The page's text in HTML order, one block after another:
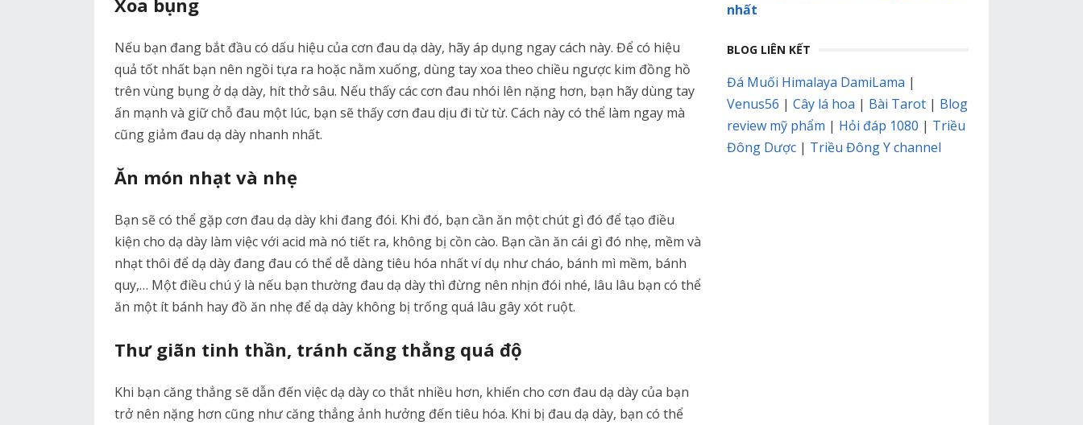
Xoa bụng
Nếu bạn đang bắt đầu có dấu hiệu của cơn đau dạ dày, hãy áp dụng ngay cách này. Để có hiệu
quả tốt nhất bạn nên ngồi tựa ra hoặc nằm xuống, dùng tay xoa theo chiều ngược kim đồng hồ
trên vùng bụng ở dạ dày, hít thở sâu. Nếu thấy các cơn đau nhói lên nặng hơn, bạn hãy dùng tay
ấn mạnh và giữ chỗ đau một lúc, bạn sẽ thấy cơn đau dịu đi từ từ. Cách này có thể làm ngay mà
cũng giảm đau dạ dày nhanh nhất.
Ăn món nhạt và nhẹ
Bạn sẽ có thể gặp cơn đau dạ dày khi đang đói. Khi đó, bạn cần ăn một chút gì đó để tạo điều
kiện cho dạ dày làm việc với acid mà nó tiết ra, không bị cồn cào. Bạn cần ăn cái gì đó nhẹ, mềm và
nhạt thôi để dạ dày đang đau có thể dễ dàng tiêu hóa nhất ví dụ như cháo, bánh mì mềm, bánh
quy,… Một điều chú ý là nếu bạn thường đau dạ dày thì đừng nên nhịn đói nhé, lâu lâu bạn có thể
ăn một ít bánh hay đồ ăn nhẹ để dạ dày không bị trống quá lâu gây xót ruột.
Thư giãn tinh thần, tránh căng thẳng quá độ
Khi bạn căng thẳng sẽ dẫn đến việc dạ dày co thắt nhiều hơn, khiến cho cơn đau dạ dày của bạn
trở nên nặng hơn cũng như căng thẳng ảnh hưởng đến tiêu hóa. Khi bị đau dạ dày, bạn có thể
nhất
BLOG LIÊN KẾT
Đá Muối Himalaya DamiLama |
Venus56 | Cây lá hoa | Bài Tarot | Blog
review mỹ phẩm | Hỏi đáp 1080 | Triều
Đông Dược | Triều Đông Y channel